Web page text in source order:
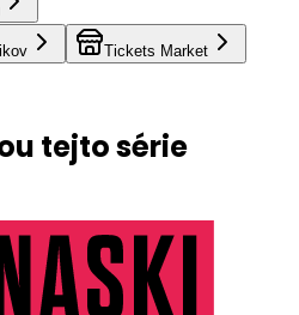
Tickets Market
tejto série